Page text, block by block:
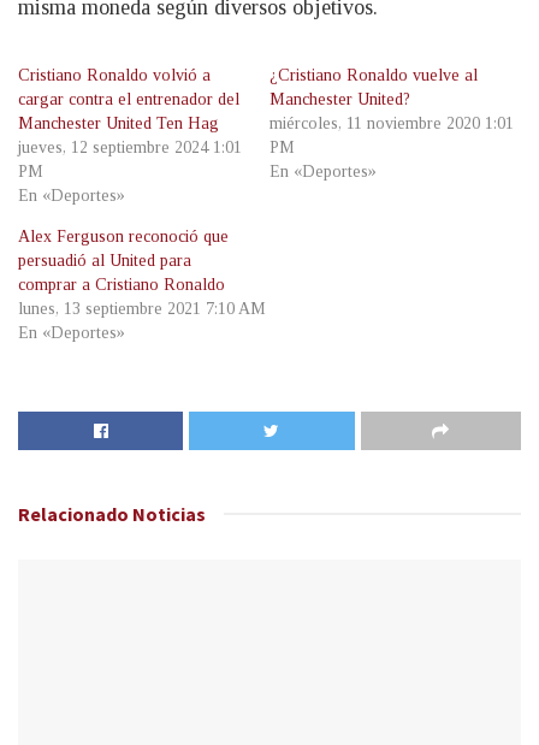
misma moneda según diversos objetivos.
Cristiano Ronaldo volvió a
cargar contra el entrenador del
Manchester United Ten Hag
jueves, 12 septiembre 2024 1:01
PM
En «Deportes»
¿Cristiano Ronaldo vuelve al
Manchester United?
miércoles, 11 noviembre 2020 1:01
PM
En «Deportes»
Alex Ferguson reconoció que
persuadió al United para
comprar a Cristiano Ronaldo
lunes, 13 septiembre 2021 7:10 AM
En «Deportes»
Relacionado Noticias